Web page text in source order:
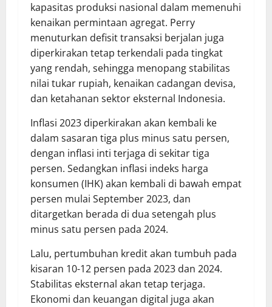
kapasitas produksi nasional dalam memenuhi
kenaikan permintaan agregat. Perry
menuturkan defisit transaksi berjalan juga
diperkirakan tetap terkendali pada tingkat
yang rendah, sehingga menopang stabilitas
nilai tukar rupiah, kenaikan cadangan devisa,
dan ketahanan sektor eksternal Indonesia.
Inflasi 2023 diperkirakan akan kembali ke
dalam sasaran tiga plus minus satu persen,
dengan inflasi inti terjaga di sekitar tiga
persen. Sedangkan inflasi indeks harga
konsumen (IHK) akan kembali di bawah empat
persen mulai September 2023, dan
ditargetkan berada di dua setengah plus
minus satu persen pada 2024.
Lalu, pertumbuhan kredit akan tumbuh pada
kisaran 10-12 persen pada 2023 dan 2024.
Stabilitas eksternal akan tetap terjaga.
Ekonomi dan keuangan digital juga akan